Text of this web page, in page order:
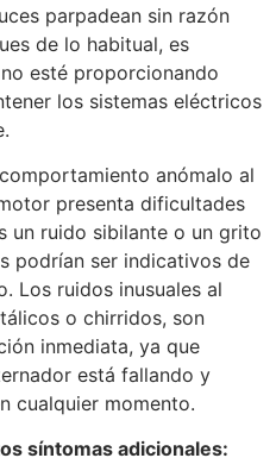
parpadean sin razón
de lo habitual, es
esté proporcionando
los sistemas eléctricos
anómalo al
presenta dificultades
un ruido sibilante o un grito
podrían ser indicativos de
Los ruidos inusuales al
o chirridos, son
inmediata, ya que
está fallando y
cualquier momento.
síntomas adicionales: